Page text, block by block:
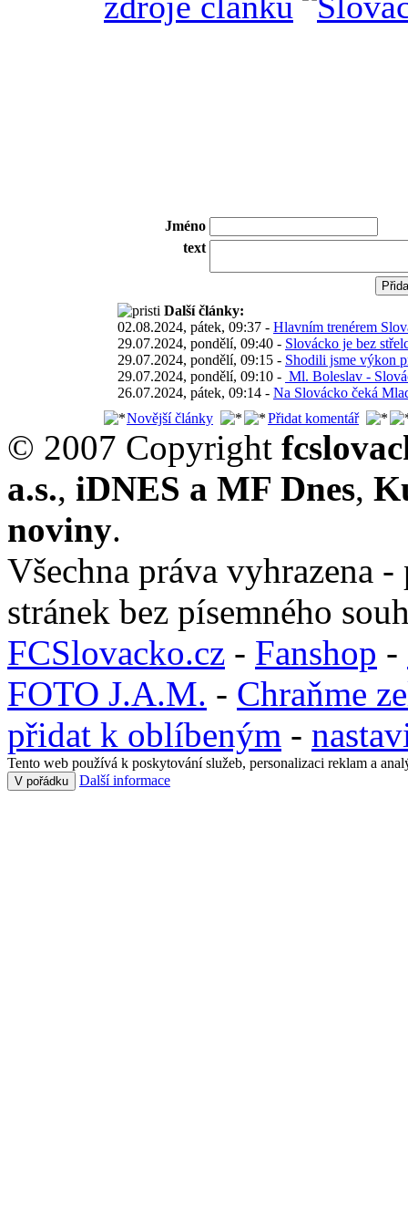
Jméno
text
Další články:
02.08.2024, pátek, 09:37 - Hlavním trenérem
29.07.2024, pondělí, 09:40 - Slovácko je bez
29.07.2024, pondělí, 09:15 - Shodili jsme výkon
29.07.2024, pondělí, 09:10 - Ml. Boleslav -
26.07.2024, pátek, 09:14 - Na Slovácko čeká
Novější články
Přidat komentář
© 2007 Copyright
a.s., iDNES a MF Dnes,
noviny.
Všechna práva vyhrazena
stránek bez písemného
FCSlovacko.cz - Fanshop -
FOTO J.A.M. - Chraňme
přidat k oblíbeným -
Tento web používá k poskytování služeb, personalizaci reklam a
V pořádku Další informace